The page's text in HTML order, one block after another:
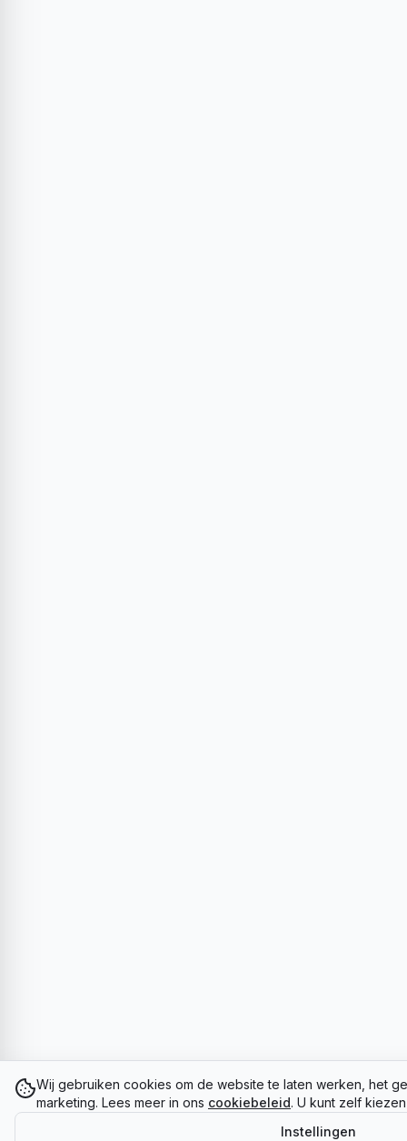
Wij gebruiken cookies om de website te laten werken, het
marketing. Lees meer in ons cookiebeleid. U kunt zelf
Instellingen